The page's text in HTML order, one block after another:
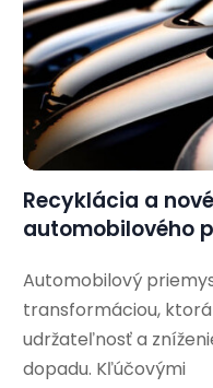
Recyklácia a
automobilového
Automobilový
transformáciou,
udržateľnosť a
dopadu. Kľúčovými